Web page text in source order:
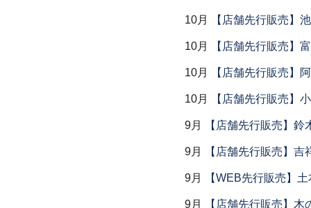
10月 【店舗先行販売】
10月 【店舗先行販売】
10月 【店舗先行販売】
10月 【店舗先行販売】
9月 【店舗先行販売】
9月 【店舗先行販売】吉
9月 【WEB先行販売】
9月 【店舗先行販売】木